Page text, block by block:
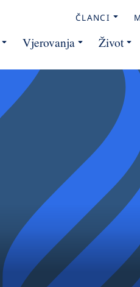
ČLANCI
Vjerovanja Život